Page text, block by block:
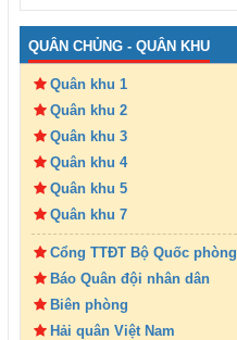
QUÂN CHỦNG - QUÂN KHU
Quân khu 1
Quân khu 2
Quân khu 3
Quân khu 4
Quân khu 5
Quân khu 7
Cổng TTĐT Bộ Quốc phòng
Báo Quân đội nhân dân
Biên phòng
Hải quân Việt Nam